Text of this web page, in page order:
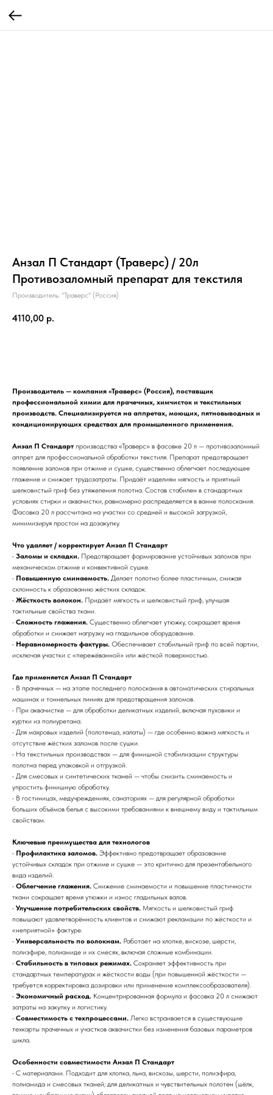
Анзал П Стандарт (Траверс) / 20л
Противозаломный препарат для текстиля
Производитель: "Траверс" (Россия)
4110,00 р.
Производитель — компания «Траверс» (Россия), поставщик
профессиональной химии для прачечных, химчисток и текстильных
производств. Специализируется на аппретах, моющих, пятновыводных и
кондиционирующих средствах для промышленного применения.
Анзал П Стандарт производства «Траверс» в фасовке 20 л — противозаломный
аппрет для профессиональной обработки текстиля. Препарат предотвращает
появление заломов при отжиме и сушке, существенно облегчает последующее
глажение и снижает трудозатраты. Придаёт изделиям мягкость и приятный
шелковистый гриф без утяжеления полотна. Состав стабилен в стандартных
условиях стирки и аквачистки, равномерно распределяется в ванне полоскания.
Фасовка 20 л рассчитана на участки со средней и высокой загрузкой,
минимизируя простои на дозакупку.
Что удаляет / корректирует Анзал П Стандарт
• Заломы и складки. Предотвращает формирование устойчивых заломов при
механическом отжиме и конвективной сушке.
• Повышенную сминаемость. Делает полотно более пластичным, снижая
склонность к образованию жёстких складок.
• Жёсткость волокон. Придаёт мягкость и шелковистый гриф, улучшая
тактильные свойства ткани.
• Сложность глажения. Существенно облегчает утюжку, сокращает время
обработки и снижает нагрузку на гладильное оборудование.
• Неравномерность фактуры. Обеспечивает стабильный гриф по всей партии,
исключая участки с «пережёванной» или жёсткой поверхностью.
Где применяется Анзал П Стандарт
• В прачечных — на этапе последнего полоскания в автоматических стиральных
машинах и тоннельных линиях для предотвращения заломов.
• При аквачистке — для обработки деликатных изделий, включая пуховики и
куртки из полиуретана.
• Для махровых изделий (полотенца, халаты) — где особенно важна мягкость и
отсутствие жёстких заломов после сушки.
• На текстильных производствах — для финишной стабилизации структуры
полотна перед упаковкой и отгрузкой.
• Для смесовых и синтетических тканей — чтобы снизить сминаемость и
упростить финишную обработку.
• В гостиницах, медучреждениях, санаториях — для регулярной обработки
больших объёмов белья с высокими требованиями к внешнему виду и тактильным
свойствам.
Ключевые преимущества для технологов
• Профилактика заломов. Эффективно предотвращает образование
устойчивых складок при отжиме и сушке — это критично для презентабельного
вида изделий.
• Облегчение глажения. Снижение сминаемости и повышение пластичности
ткани сокращает время утюжки и износ гладильных валов.
• Улучшение потребительских свойств. Мягкость и шелковистый гриф
повышают удовлетворённость клиентов и снижают рекламации по жёсткости и
«неприятной» фактуре.
• Универсальность по волокнам. Работает на хлопке, вискозе, шерсти,
полиэфире, полиамиде и их смесях, включая сложные комбинации.
• Стабильность в типовых режимах. Сохраняет эффективность при
стандартных температурах и жёсткости воды (при повышенной жёсткости —
требуется корректировка дозировки или применение комплексообразователя).
• Экономичный расход. Концентрированная формула и фасовка 20 л снижают
затраты на закупку и логистику.
• Совместимость с техпроцессами. Легко встраивается в существующие
техкарты прачечных и участков аквачистки без изменения базовых параметров
цикла.
Особенности совместимости Анзал П Стандарт
• С материалами. Подходит для хлопка, льна, вискозы, шерсти, полиэфира,
полиамида и смесовых тканей; для деликатных и чувствительных полотен (шёлк,